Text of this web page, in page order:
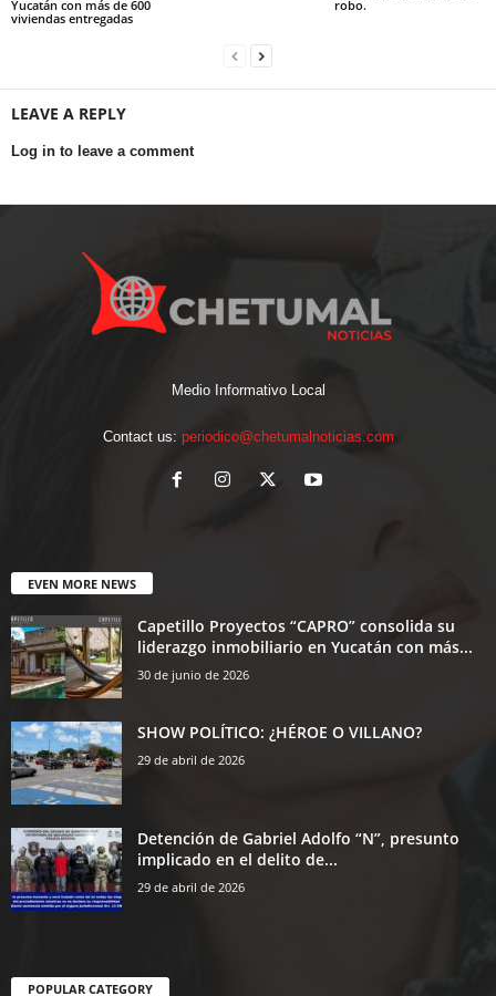
Yucatán con más de 600
viviendas entregadas
robo.
LEAVE A REPLY
Log in to leave a comment
Medio Informativo Local
Contact us: periodico@chetumalnoticias.com
EVEN MORE NEWS
Capetillo Proyectos “CAPRO” consolida su
liderazgo inmobiliario en Yucatán con más...
30 de junio de 2026
SHOW POLÍTICO: ¿HÉROE O VILLANO?
29 de abril de 2026
Detención de Gabriel Adolfo “N”, presunto
implicado en el delito de...
29 de abril de 2026
POPULAR CATEGORY